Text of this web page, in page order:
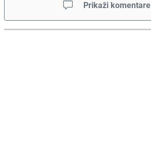
Prikaži komentare